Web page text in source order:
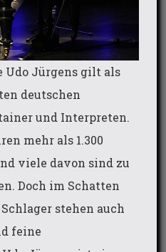
Udo Jürgens gilt als
deutschen
und Interpreten.
mehr als 1.300
viele davon sind zu
Doch im Schatten
stehen auch
feine